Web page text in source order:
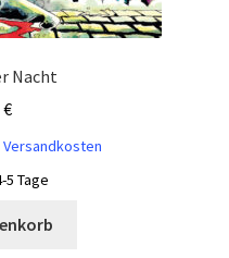
Nacht
€
Versandkosten
5 Tage